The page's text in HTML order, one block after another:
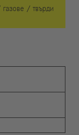
/ твърди